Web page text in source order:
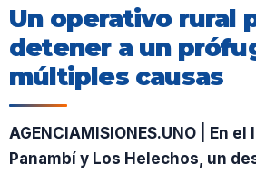
Un operativo rural
detener a un
múltiples causas
AGENCIAMISIONES.UNO | En
Panambí y Los Helechos, un